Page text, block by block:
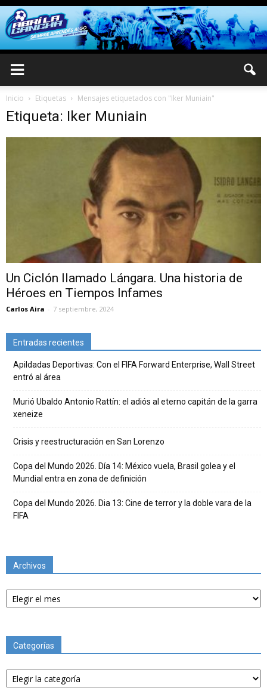
Inicio Etiquetas Mensajes etiquetados con "Iker Muniain"
Etiqueta: Iker Muniain
Un Ciclón llamado Lángara. Una historia de
Héroes en Tiempos Infames
Carlos Aira - 7 septiembre, 2024
Entradas recientes
Apildadas Deportivas: Con el FIFA Forward Enterprise, Wall Street
entró al área
Murió Ubaldo Antonio Rattín: el adiós al eterno capitán de la garra
xeneize
Crisis y reestructuración en San Lorenzo
Copa del Mundo 2026. Día 14: México vuela, Brasil golea y el
Mundial entra en zona de definición
Copa del Mundo 2026. Dia 13: Cine de terror y la doble vara de la
FIFA
Archivos
Archivos
Categorías
Categorías